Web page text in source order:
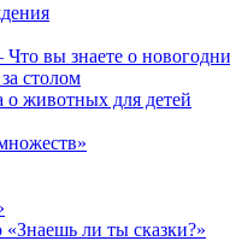
вы знаете о
столом
о животных для детей
ли ты сказки?»